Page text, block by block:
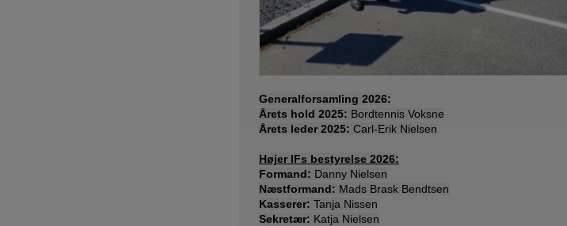
Generalforsamling 2026:
Årets hold 2025: Bordtennis Voksne
Årets leder 2025: Carl-Erik Nielsen
Højer IFs bestyrelse 2026:
Formand: Danny Nielsen
Næstformand: Mads Brask Bendtsen
Kasserer: Tanja Nissen
Sekretær: Katja Nielsen